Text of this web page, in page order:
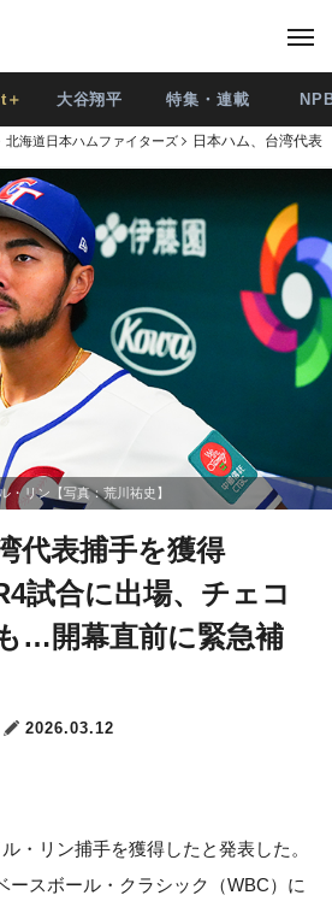
大谷翔平 特集・連載
北海道日本ハムファイターズ 日本ハム、台湾代
・リン【写真：荒川祐史】
代表捕手を獲得
試合に出場、チェコ
…開幕直前に緊急補
2026.03.12
・リン捕手を獲得したと発表した。
ースボール・クラシック（WBC）に